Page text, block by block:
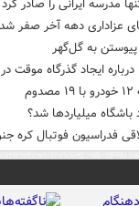
مدرسه ایرانی را صادر کرد
عزاداری دهه آخر صفر شد
به گل‌گهر
ایجاد گذرگاه موقت
میلیاردها شد؟
فدراسیون فوتبال کره